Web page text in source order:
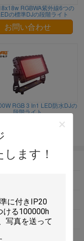
ます！
RGBWA紫外線6つの
の標準DJの段階ライト
お問い合わせ
RGB 3 In1 LED防水DJの
段階ライト
ドLEDライト
の標準
階の洪水ライト
の標準の缶